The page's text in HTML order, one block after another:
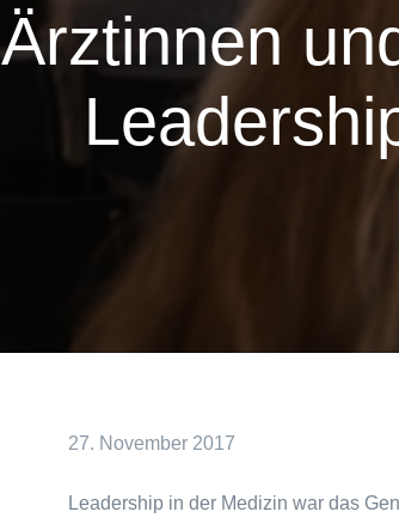
Ärztinnen
27. November 2017
Leadership in der Medizin war das